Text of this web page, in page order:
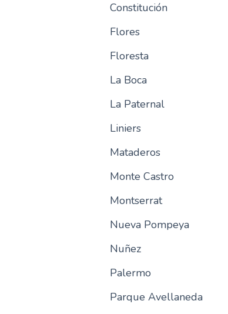
Constitución
Flores
Floresta
La Boca
La Paternal
Liniers
Mataderos
Monte Castro
Montserrat
Nueva Pompeya
Nuñez
Palermo
Parque Avellaneda